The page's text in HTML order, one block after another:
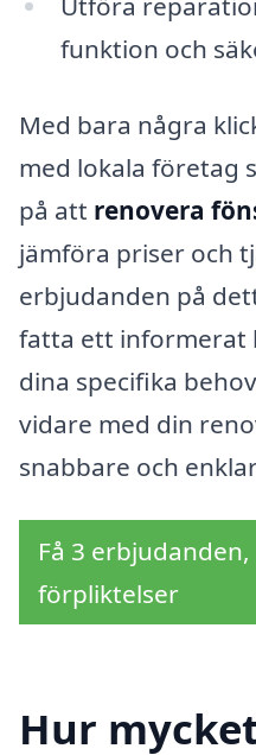
funktion och
Med bara några
med lokala företag
på att renovera
jämföra priser och
erbjudanden på
fatta ett informerat
dina specifika
vidare med din
snabbare och
Få 3
förpliktelser
Hur